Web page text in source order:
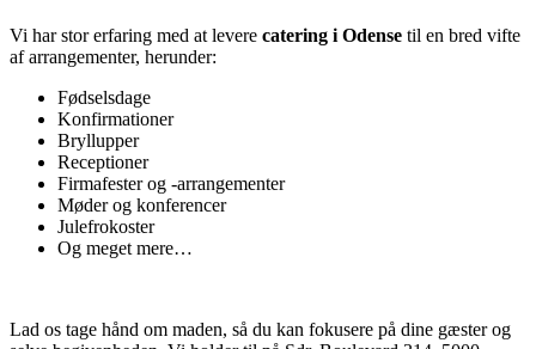
Vi har stor erfaring med at levere catering i Odense til en bred vifte
af arrangementer, herunder:
Fødselsdage
Konfirmationer
Bryllupper
Receptioner
Firmafester og -arrangementer
Møder og konferencer
Julefrokoster
Og meget mere…
Lad os tage hånd om maden, så du kan fokusere på dine gæster og